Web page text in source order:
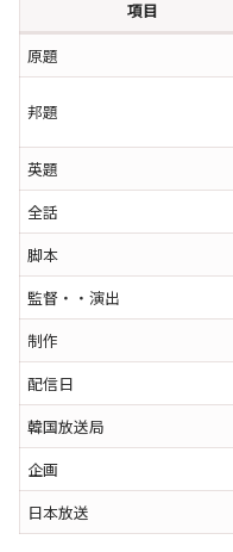
項目
原題
邦題
英題
全話
脚本
監督・・演出
制作
配信日
韓国放送局
企画
日本放送